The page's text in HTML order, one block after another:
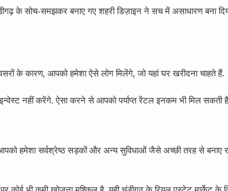
के सोच-समझकर बनाए गए शहरी डिज़ाइन ने सच में असाधारण बना
के कारण, आपको हमेशा ऐसे लोग मिलेंगे, जो यहां घर खरीदना चाहते हैं.
इन्वेस्ट नहीं करेंगे. ऐसा करने से आपको पर्याप्त रेंटल इनकम भी मिल सकती
आपको हमेशा सर्वश्रेष्ठ सड़कों और अन्य सुविधाओं जैसे अच्छी तरह से बनाए